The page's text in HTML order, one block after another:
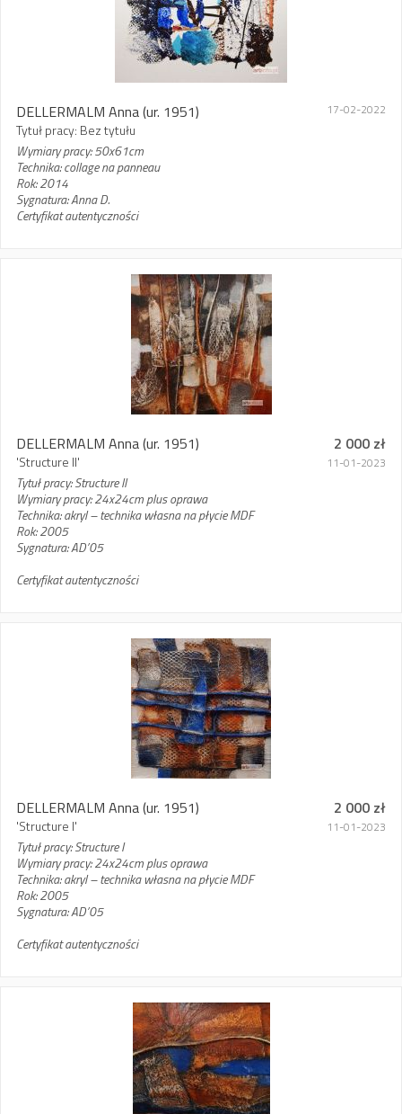
DELLERMALM Anna(ur. 1951)
Tytuł pracy: Bez tytułu
Wymiary pracy: 50x61cm
Technika: collage na panneau
Rok: 2014
Sygnatura: Anna D.
Certyfikat autentyczności
17-02-2022
DELLERMALM Anna(ur. 1951)
'Structure II'
Tytuł pracy: Structure II
Wymiary pracy: 24x24cm plus oprawa
Technika: akryl – technika własna na płycie MDF
Rok: 2005
Sygnatura: AD’05
Certyfikat autentyczności
2 000 zł
11-01-2023
DELLERMALM Anna(ur. 1951)
'Structure I'
Tytuł pracy: Structure I
Wymiary pracy: 24x24cm plus oprawa
Technika: akryl – technika własna na płycie MDF
Rok: 2005
Sygnatura: AD’05
Certyfikat autentyczności
2 000 zł
11-01-2023